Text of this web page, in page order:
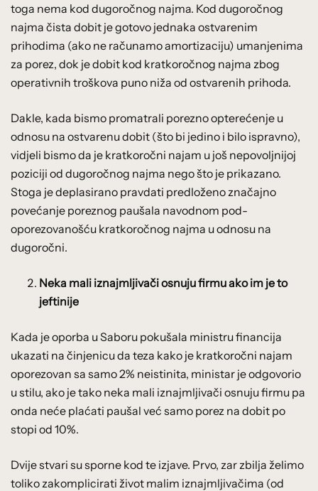
toga nema kod dugoročnog najma. Kod dugoročnog
najma čista dobit je gotovo jednaka ostvarenim
prihodima (ako ne računamo amortizaciju) umanjenima
za porez, dok je dobit kod kratkoročnog najma zbog
operativnih troškova puno niža od ostvarenih prihoda.
Dakle, kada bismo promatrali porezno opterećenje u
odnosu na ostvarenu dobit (što bi jedino i bilo ispravno),
vidjeli bismo da je kratkoročni najam u još nepovoljnijoj
poziciji od dugoročnog najma nego što je prikazano.
Stoga je deplasirano pravdati predloženo značajno
povećanje poreznog paušala navodnom pod-
oporezovanošću kratkoročnog najma u odnosu na
dugoročni.
Neka mali iznajmljivači osnuju firmu ako im je to
jeftinije
Kada je oporba u Saboru pokušala ministru financija
ukazati na činjenicu da teza kako je kratkoročni najam
oporezovan sa samo 2% neistinita, ministar je odgovorio
u stilu, ako je tako neka mali iznajmljivači osnuju firmu pa
onda neće plaćati paušal već samo porez na dobit po
stopi od 10%.
Dvije stvari su sporne kod te izjave. Prvo, zar zbilja želimo
toliko zakomplicirati život malim iznajmljivačima (od